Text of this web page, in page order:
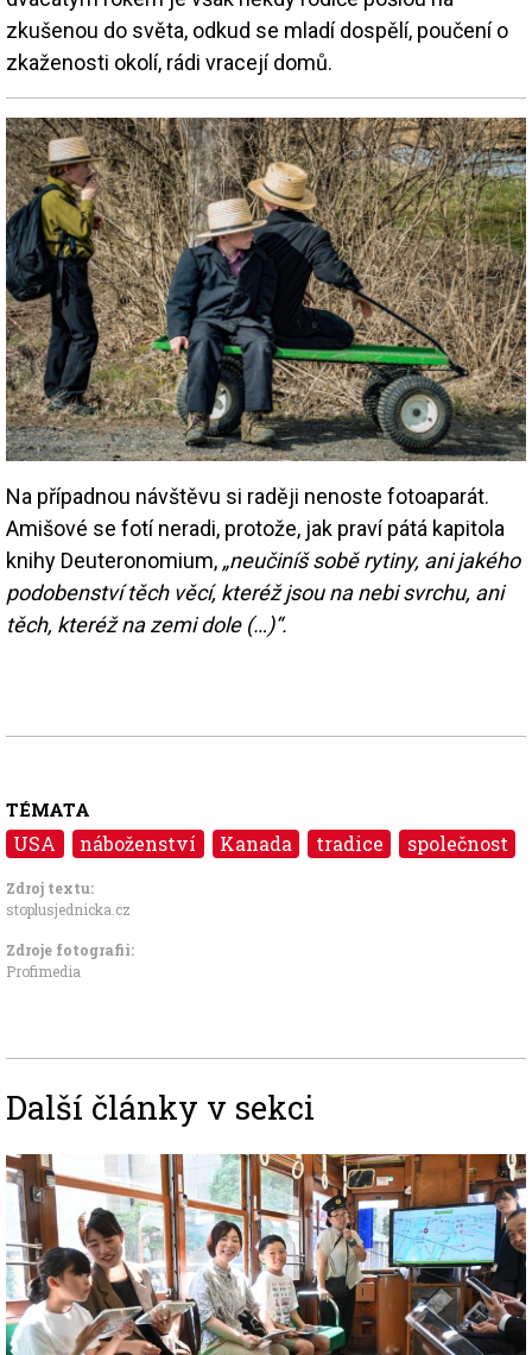
zkušenou do světa, odkud se mladí dospělí, poučení o
zkaženosti okolí, rádi vracejí domů.
Na případnou návštěvu si raději nenoste fotoaparát.
Amišové se fotí neradi, protože, jak praví pátá kapitola
knihy Deuteronomium, „neučiníš sobě rytiny, ani jakého
podobenství těch věcí, kteréž jsou na nebi svrchu, ani
těch, kteréž na zemi dole (…)“.
TÉMATA
USA náboženství Kanada tradice společnost
Zdroj textu:
stoplusjednicka.cz
Zdroje fotografii:
Profimedia
Další články v sekci
Image